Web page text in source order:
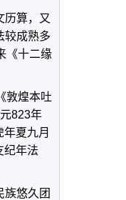
历算，又
较成熟多
《十二缘
敦煌本吐
823年
夏九月
纪年法
族悠久团